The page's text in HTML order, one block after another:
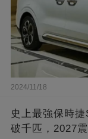
2024/11/18
史上最強保時
破千匹，2027